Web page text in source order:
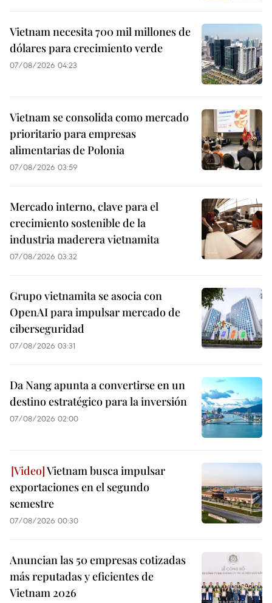
Vietnam necesita 700 mil millones de
dólares para crecimiento verde
07/08/2026 04:23
Vietnam se consolida como mercado
prioritario para empresas
alimentarias de Polonia
07/08/2026 03:59
Mercado interno, clave para el
crecimiento sostenible de la
industria maderera vietnamita
07/08/2026 03:32
Grupo vietnamita se asocia con
OpenAI para impulsar mercado de
ciberseguridad
07/08/2026 03:31
Da Nang apunta a convertirse en un
destino estratégico para la inversión
07/08/2026 02:00
Vietnam busca impulsar
exportaciones en el segundo
semestre
07/08/2026 00:30
Anuncian las 50 empresas cotizadas
más reputadas y eficientes de
Vietnam 2026